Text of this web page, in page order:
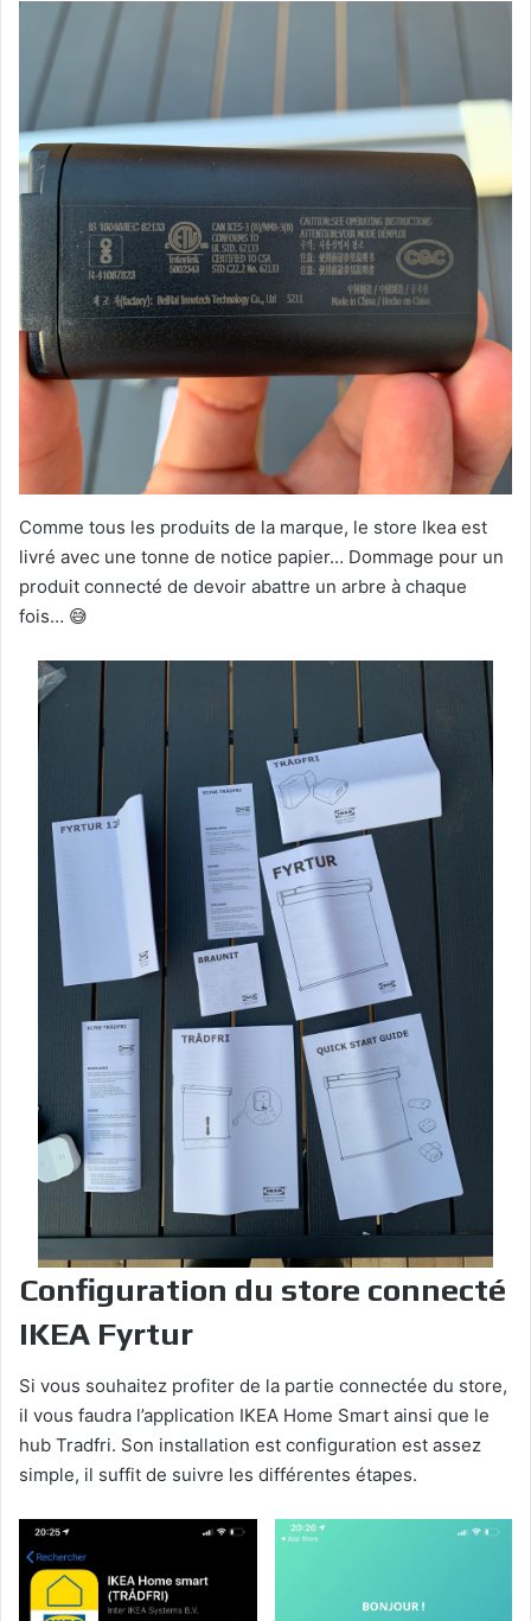
Comme tous les produits de la marque, le store Ikea est
livré avec une tonne de notice papier… Dommage pour un
produit connecté de devoir abattre un arbre à chaque
fois… 😅
Configuration du store connecté
IKEA Fyrtur
Si vous souhaitez profiter de la partie connectée du store,
il vous faudra l’application IKEA Home Smart ainsi que le
hub Tradfri. Son installation est configuration est assez
simple, il suffit de suivre les différentes étapes.